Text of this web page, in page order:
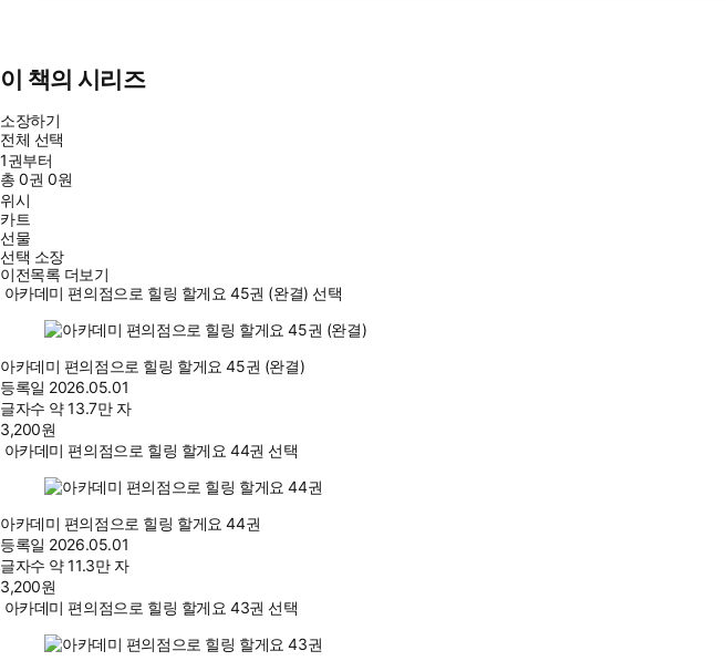
이 책의 시리즈
소장하기
전체 선택
1권부터
총0권 0원
위시
카트
선물
선택 소장
이전목록 더보기
아카데미 편의점으로 힐링 할게요 45권 (완결) 선택
아카데미 편의점으로 힐링 할게요 45권 (완결)
등록일 2026.05.01
글자수 약 13.7만 자
3,200원
아카데미 편의점으로 힐링 할게요 44권 선택
아카데미 편의점으로 힐링 할게요 44권
등록일 2026.05.01
글자수 약 11.3만 자
3,200원
아카데미 편의점으로 힐링 할게요 43권 선택